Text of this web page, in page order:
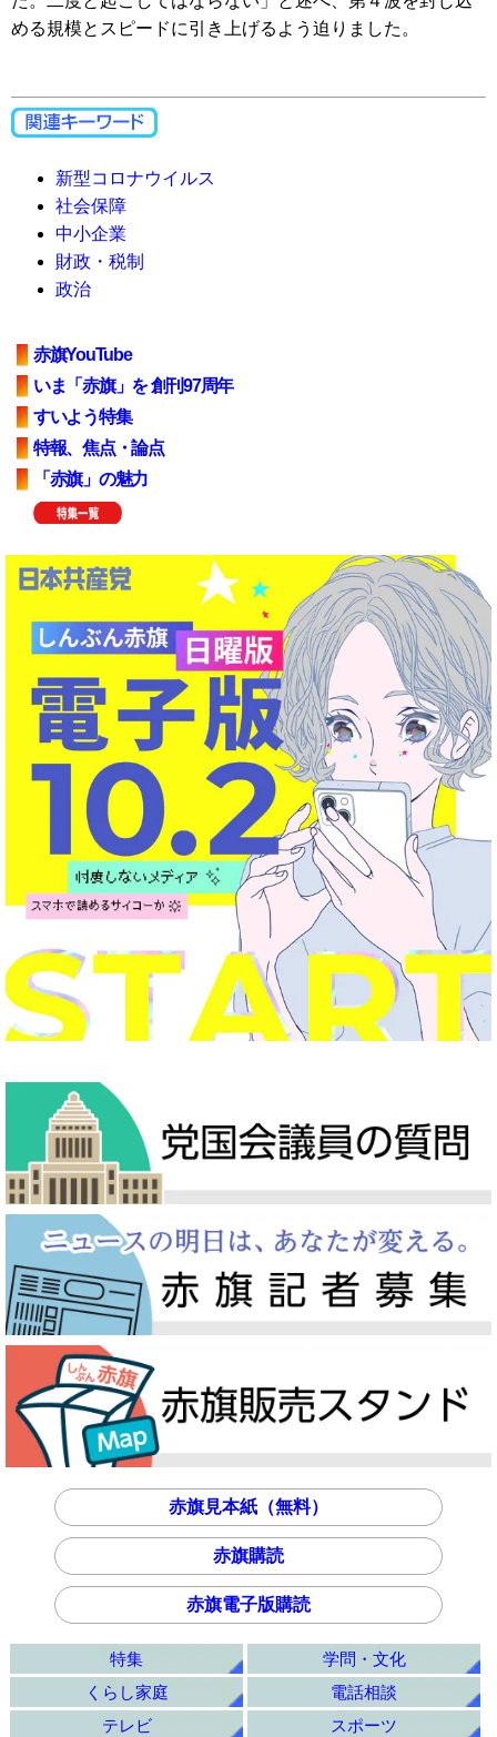
める規模とスピードに引き上げるよう迫りました。
新型コロナウイルス
社会保障
中小企業
財政・税制
政治
赤旗YouTube
いま「赤旗」を 創刊97周年
すいよう特集
特報、焦点・論点
「赤旗」の魅力
赤旗見本紙（無料）
赤旗購読
赤旗電子版購読
特集
学問・文化
くらし家庭
電話相談
テレビ
スポーツ